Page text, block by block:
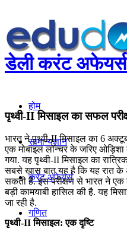
होम
सामान्यज्ञान
करेंट अफेयर्स
गणित
डेली करंट
पृथ्वी-II मिसाइल का सफल
भारत ने पृथ्वी-II मिसाइल का 6
एक मोबाइल लॉन्चर के जरिए
गया. यह पृथ्वी-II मिसाइल का
सबसे खास बात यह है कि यह रात के
सकती है. इस परीक्षण से भारत ने एक
बड़ी कामयाबी हासिल की है. यह
जा रही है.
पृथ्वी-II मिसाइल: एक दृष्टि